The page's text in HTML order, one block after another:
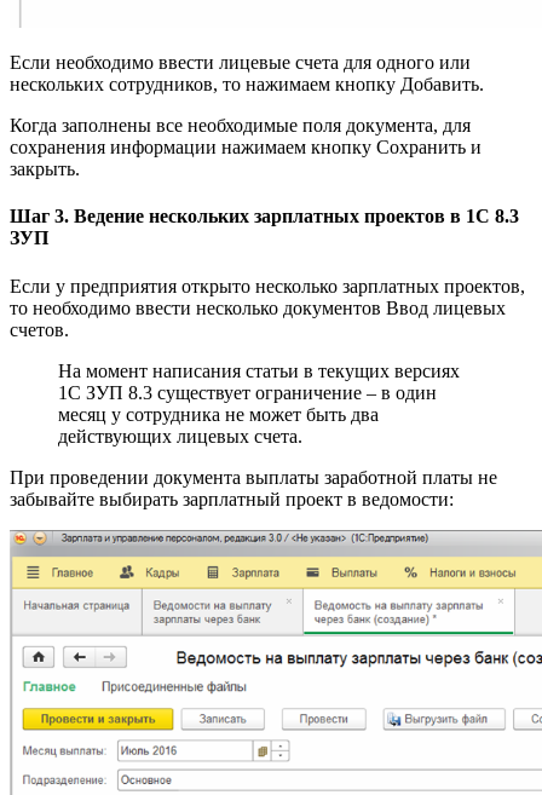
Если необходимо ввести лицевые счета для одного или
нескольких сотрудников, то нажимаем кнопку Добавить.
Когда заполнены все необходимые поля документа, для
сохранения информации нажимаем кнопку Сохранить и
закрыть.
Шаг 3. Ведение нескольких зарплатных проектов в 1С 8.3
ЗУП
Если у предприятия открыто несколько зарплатных проектов,
то необходимо ввести несколько документов Ввод лицевых
счетов.
На момент написания статьи в текущих версиях
1С ЗУП 8.3 существует ограничение – в один
месяц у сотрудника не может быть два
действующих лицевых счета.
При проведении документа выплаты заработной платы не
забывайте выбирать зарплатный проект в ведомости: